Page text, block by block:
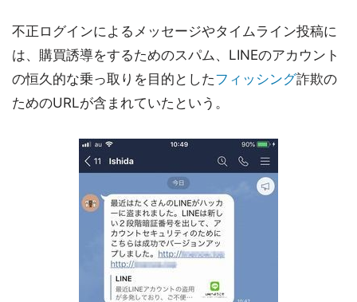
不正ログインによるメッセージやタイムライン投稿に
は、購買誘導をするためのスパム、LINEのアカウント
の恒久的な乗っ取りを目的としたフィッシング詐欺の
ためのURLが含まれていたという。